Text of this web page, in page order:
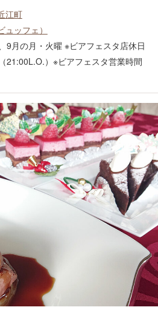
江町
ッフェ）
9月の月・火曜 ※ビアフェスタ店休日
21:00L.O.）※ビアフェスタ営業時間